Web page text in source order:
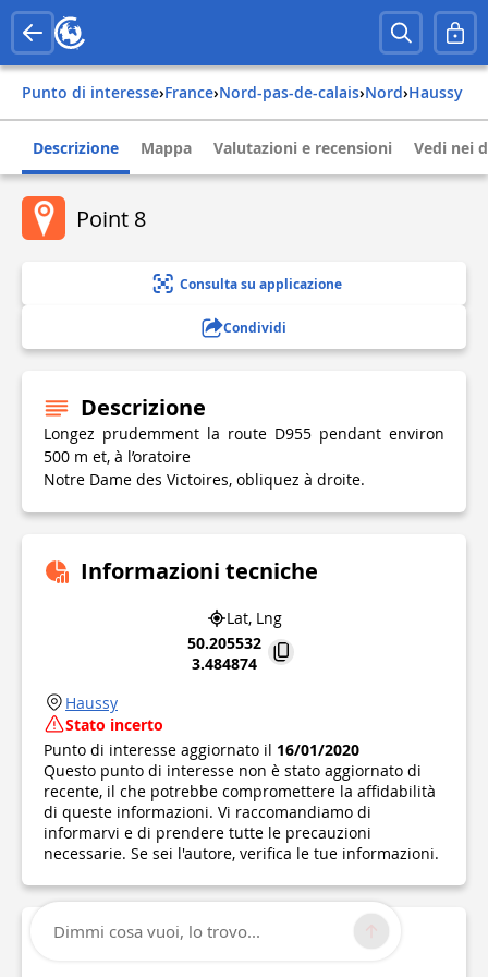
Punto di interesse› france› nord-pas-de-calais› nord› haussy
Descrizione Mappa Valutazioni e recensioni Vedi nei
Point 8
Consulta su applicazione
Condividi
Descrizione
Longez prudemment la route D955 pendant environ
500 m et, à l’oratoire
Notre Dame des Victoires, obliquez à droite.
Informazioni tecniche
Lat, Lng
50.205532
3.484874
Haussy
Stato incerto
Punto di interesse aggiornato il 16/01/2020
Questo punto di interesse non è stato aggiornato di
recente, il che potrebbe compromettere la affidabilità
di queste informazioni. Vi raccomandiamo di
informarvi e di prendere tutte le precauzioni
necessarie. Se sei l'autore, verifica le tue informazioni.
Dimmi cosa vuoi, lo trovo...